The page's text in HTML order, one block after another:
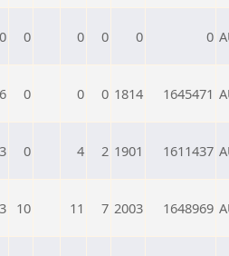
0 0 0 0 0 0
0 0 0 1814 1645471
0 4 2 1901 1611437
10 11 7 2003 1648969